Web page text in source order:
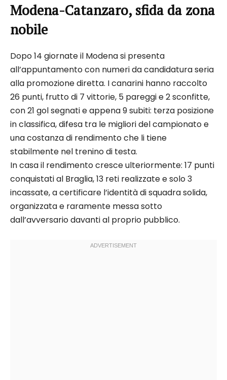
Modena-Catanzaro, sfida da zona
nobile
Dopo 14 giornate il Modena si presenta
all’appuntamento con numeri da candidatura seria
alla promozione diretta. I canarini hanno raccolto
26 punti, frutto di 7 vittorie, 5 pareggi e 2 sconfitte,
con 21 gol segnati e appena 9 subiti: terza posizione
in classifica, difesa tra le migliori del campionato e
una costanza di rendimento che li tiene
stabilmente nel trenino di testa.
In casa il rendimento cresce ulteriormente: 17 punti
conquistati al Braglia, 13 reti realizzate e solo 3
incassate, a certificare l’identità di squadra solida,
organizzata e raramente messa sotto
dall’avversario davanti al proprio pubblico.